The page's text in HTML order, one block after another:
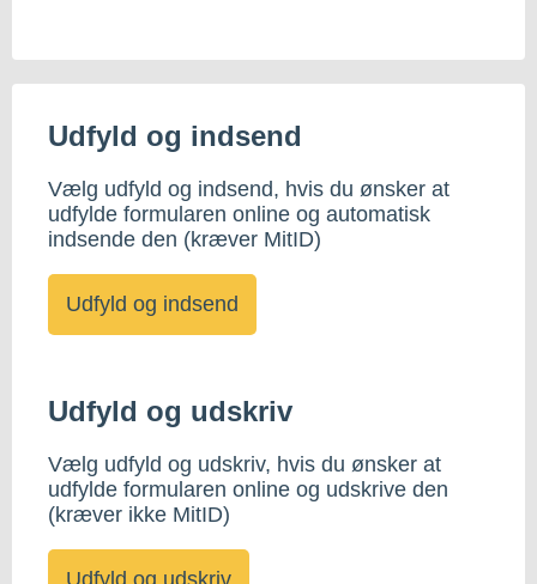
Udfyld og indsend
Vælg udfyld og indsend, hvis du ønsker at
udfylde formularen online og automatisk
indsende den (kræver MitID)
Udfyld og udskriv
Vælg udfyld og udskriv, hvis du ønsker at
udfylde formularen online og udskrive den
(kræver ikke MitID)